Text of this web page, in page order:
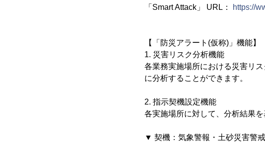
「Smart Attack」 URL：
https://
【「防災アラート(仮称)」機能】
1. 災害リスク分析機能
各業務実施場所における災害リ
に分析することができます。
2. 指示契機設定機能
各実施場所に対して、分析結果
▼ 契機：気象警報・土砂災害警